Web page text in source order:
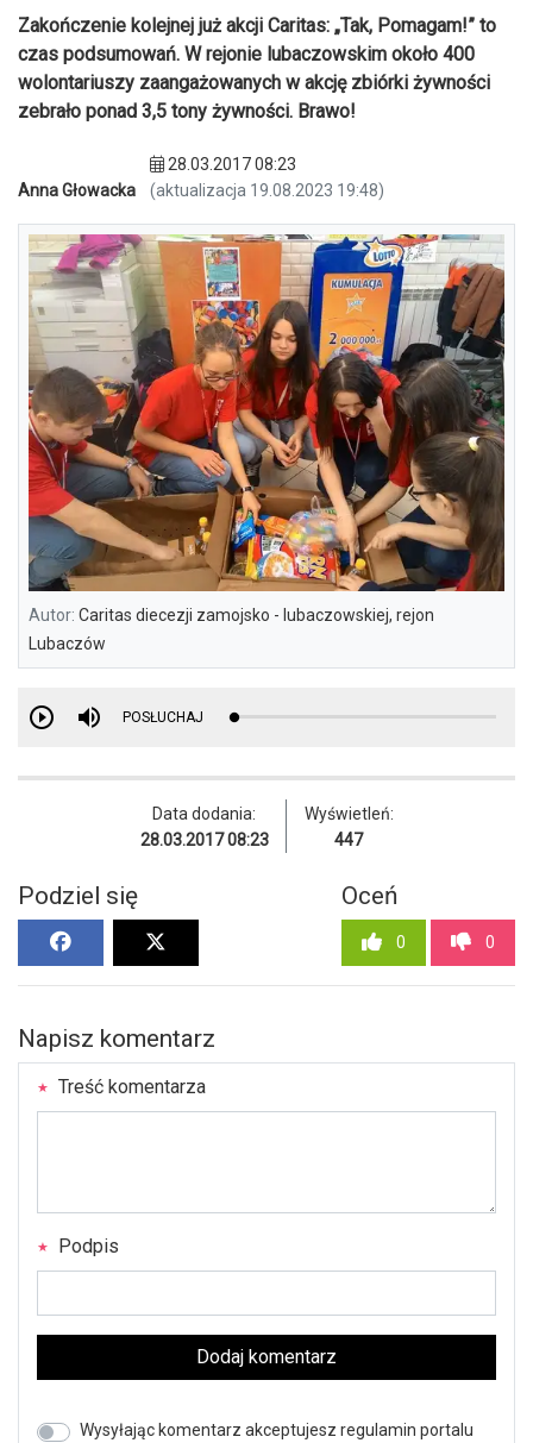
Zakończenie kolejnej już akcji Caritas: „Tak, Pomagam!” to
czas podsumowań. W rejonie lubaczowskim około 400
wolontariuszy zaangażowanych w akcję zbiórki żywności
zebrało ponad 3,5 tony żywności. Brawo!
Anna Głowacka
28.03.2017 08:23
(aktualizacja 19.08.2023 19:48)
Autor: Caritas diecezji zamojsko - lubaczowskiej, rejon
Lubaczów
POSŁUCHAJ
Data dodania:
28.03.2017 08:23
Wyświetleń:
447
Podziel się Oceń
0 0
Napisz komentarz
Treść komentarza
Podpis
Dodaj komentarz
Wysyłając komentarz akceptujesz regulamin portalu